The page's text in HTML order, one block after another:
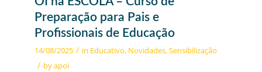
Preparação para Pais e
Profissionais de Educação
14/08/2025 / in Educativo, Novidades,Sensibilização
/ byapoi